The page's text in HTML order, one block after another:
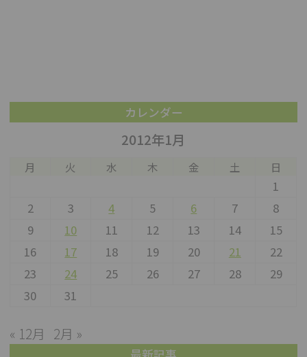
カレンダー
2012年1月
月 火 水 木 金 土 日
1
2
3 4 5 6 7
8
9
10 11 12 13 14
15
16
17 18 19 20 21
22
23
24 25 26 27 28
29
30
31
« 12月 2月 »